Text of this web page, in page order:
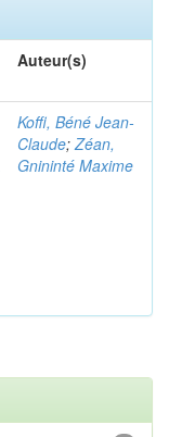
Auteur(s)
Koffi, Béné Jean-
Claude; Zéan,
Gnininté Maxime